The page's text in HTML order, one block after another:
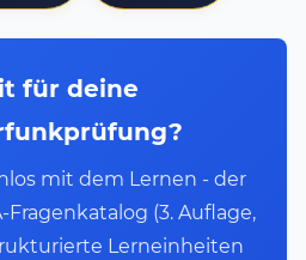
für deine
mit dem Lernen - der
(3. Auflage,
Lerneinheiten